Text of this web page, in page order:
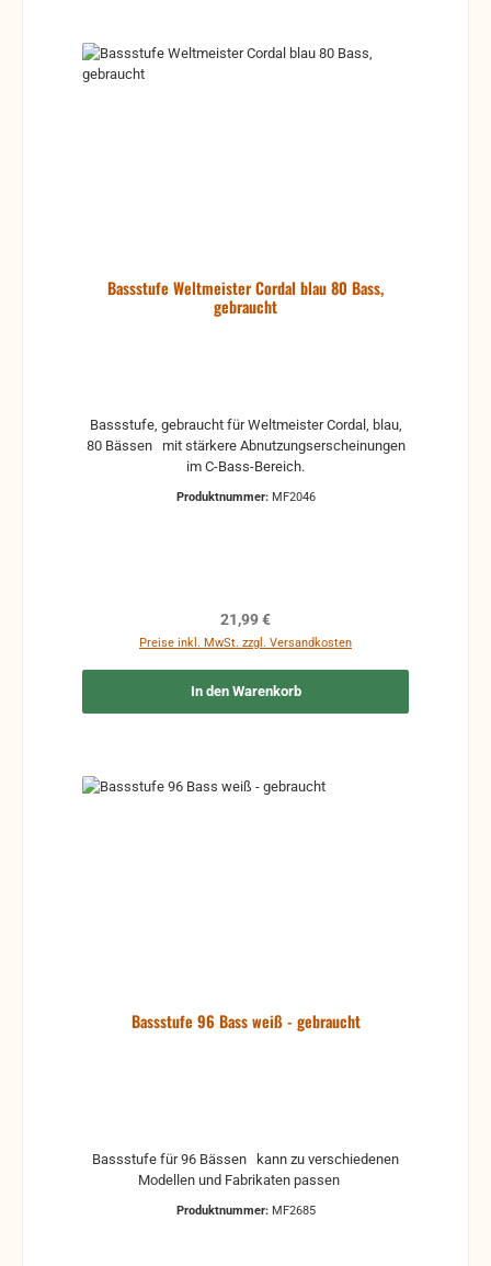
Bassstufe Weltmeister Cordal blau 80 Bass,
gebraucht
Bassstufe, gebraucht für Weltmeister Cordal, blau,
80 Bässen mit stärkere Abnutzungserscheinungen
im C-Bass-Bereich.
Produktnummer: MF2046
Regulärer Preis:
21,99 €
Preise inkl. MwSt. zzgl. Versandkosten
In den Warenkorb
Bassstufe 96 Bass weiß - gebraucht
Bassstufe für 96 Bässen kann zu verschiedenen
Produktnummer: MF2685